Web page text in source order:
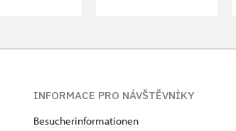
INFORMACE PRO NÁVŠTĚVNÍKY
Besucherinformationen